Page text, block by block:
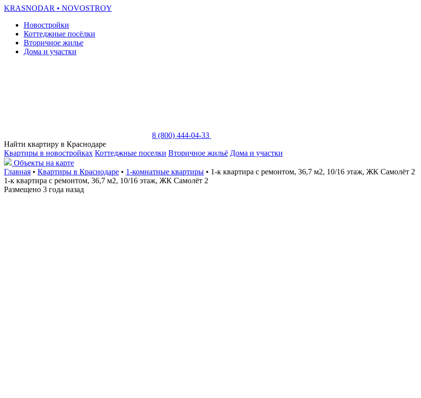
KRASNODAR • NOVOSTROY
Новостройки
Коттеджные посёлки
Вторичное жилье
Дома и участки
8 (800) 444-04-33
Найти квартиру в Краснодаре
Квартиры в новостройках Коттеджные поселки Вторичное жильё Дома и участки
Объекты на карте
Главная • Квартиры в Краснодаре • 1-комнатные квартиры • 1-к квартира с ремонтом, 36,7 м2, 10/16 этаж, ЖК Самолёт 2
1-к квартира с ремонтом, 36,7 м2, 10/16 этаж, ЖК Самолёт 2
Размещено 3 года назад